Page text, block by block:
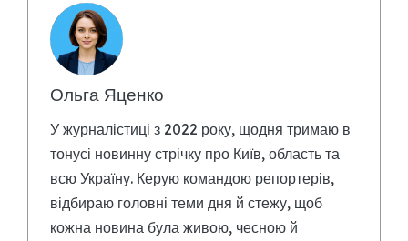
Ольга Яценко
У журналістиці з 2022 року, щодня тримаю в
тонусі новинну стрічку про Київ, область та
всю Україну. Керую командою репортерів,
відбираю головні теми дня й стежу, щоб
кожна новина була живою, чесною й